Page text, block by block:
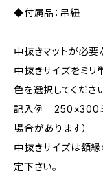
◆付属品：吊紐
中抜きマットが必要
中抜きサイズをミリ
色を選択してくださ
記入例 250×300ミ
場合があります）
中抜きサイズは額
定下さい。